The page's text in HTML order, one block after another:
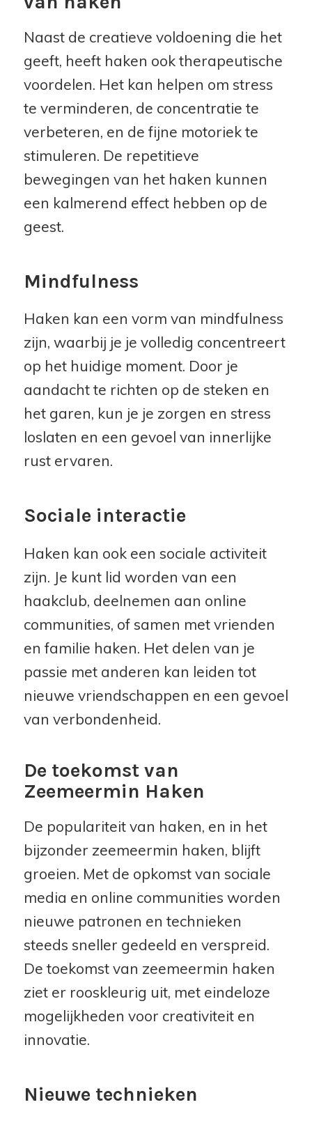
Naast de creatieve voldoening die het
geeft, heeft haken ook therapeutische
voordelen. Het kan helpen om stress
te verminderen, de concentratie te
verbeteren, en de fijne motoriek te
stimuleren. De repetitieve
bewegingen van het haken kunnen
een kalmerend effect hebben op de
geest.
Mindfulness
Haken kan een vorm van mindfulness
zijn, waarbij je je volledig concentreert
op het huidige moment. Door je
aandacht te richten op de steken en
het garen, kun je je zorgen en stress
loslaten en een gevoel van innerlijke
rust ervaren.
Sociale interactie
Haken kan ook een sociale activiteit
zijn. Je kunt lid worden van een
haakclub, deelnemen aan online
communities, of samen met vrienden
en familie haken. Het delen van je
passie met anderen kan leiden tot
nieuwe vriendschappen en een gevoel
van verbondenheid.
De toekomst van
Zeemeermin Haken
De populariteit van haken, en in het
bijzonder zeemeermin haken, blijft
groeien. Met de opkomst van sociale
media en online communities worden
nieuwe patronen en technieken
steeds sneller gedeeld en verspreid.
De toekomst van zeemeermin haken
ziet er rooskleurig uit, met eindeloze
mogelijkheden voor creativiteit en
innovatie.
Nieuwe technieken